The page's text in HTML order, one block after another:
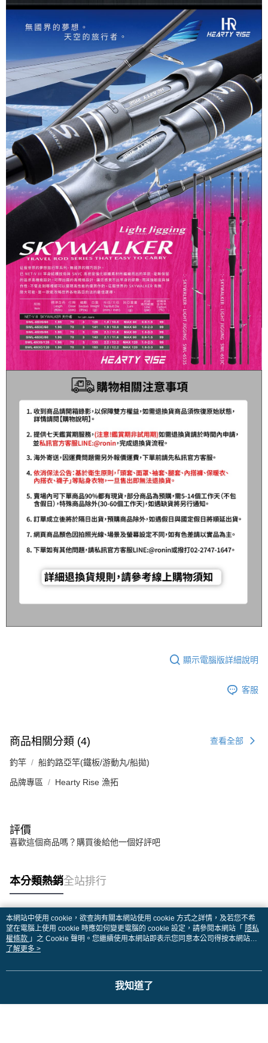
顯示電腦版詳細說明
客服
商品相關分類 (4) 查看全部
釣竿 船釣路亞竿(鐵板/游動丸/船拋)
品牌專區 Hearty Rise 漁拓
評價
喜歡這個商品嗎？購買後給他一個好評吧
本分類熱銷全站排行
熱門標籤
本網站中使用 cookie，欲查詢有關本網站使用 cookie 方式之詳情，及若您不希
望在電腦上使用 cookie 時應如何變更電腦的 cookie 設定，請參閱本網站「 隱私
權條款 」之 Cookie 聲明。您繼續使用本網站即表示您同意本公司得按本網站使
用條款之 Cookie 聲明使用 cookie。
了解更多 >
我知道了